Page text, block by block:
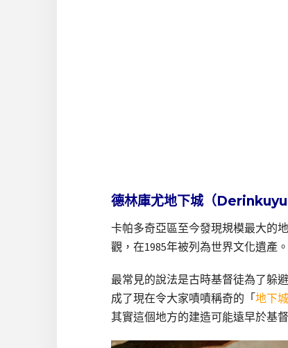
德林庫尤地下城（Derinkuyu
卡帕多奇亞區至今發現規模最大的
觀，在1985年被列為世界文化遺產。
最常見的說法是古時基督徒為了躲
成了現在令大家嘖嘖稱奇的「地下城
其實這個地方的建造可能遠早於基